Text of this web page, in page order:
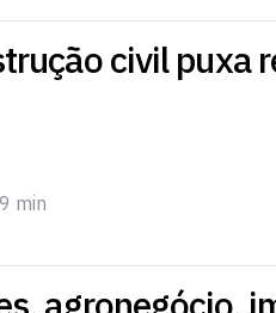
civil puxa
9 min